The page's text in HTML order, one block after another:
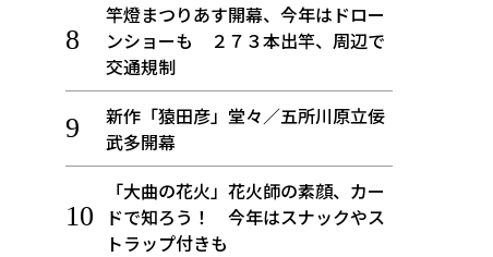
竿燈まつりあす開幕、今年はドロー
ンショーも ２７３本出竿、周辺で
交通規制
新作「猿田彦」堂々／五所川原立佞
武多開幕
「大曲の花火」花火師の素顔、カー
ドで知ろう！ 今年はスナックやス
トラップ付きも